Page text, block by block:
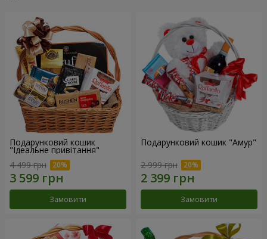
Подарунковий кошик
"Ідеальне привітання"
4 499 грн
Замовити
Подарунковий кошик "Амур"
2 999 грн
Замовити